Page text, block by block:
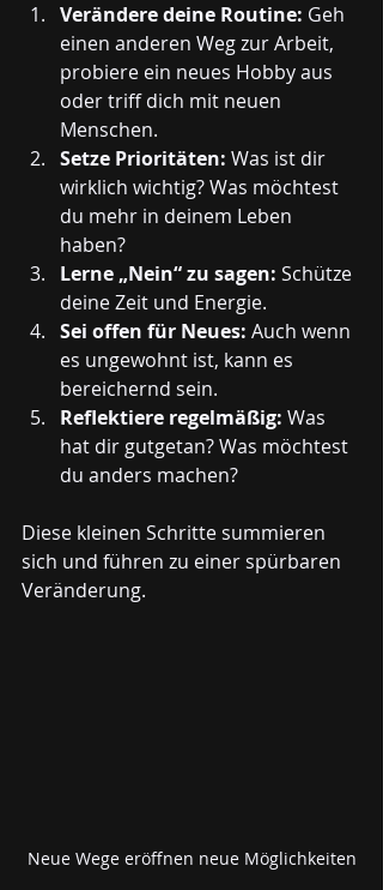
Verändere deine Routine: Geh
einen anderen Weg zur Arbeit,
probiere ein neues Hobby aus
oder triff dich mit neuen
Menschen.
Setze Prioritäten: Was ist dir
wirklich wichtig? Was möchtest
du mehr in deinem Leben
haben?
Lerne „Nein“ zu sagen: Schütze
deine Zeit und Energie.
Sei offen für Neues: Auch wenn
es ungewohnt ist, kann es
bereichernd sein.
Reflektiere regelmäßig: Was
hat dir gutgetan? Was möchtest
du anders machen?
Diese kleinen Schritte summieren
sich und führen zu einer spürbaren
Veränderung.
Neue Wege eröffnen neue Möglichkeiten